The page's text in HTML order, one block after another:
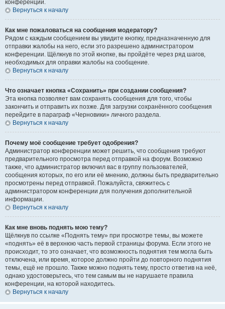
конференции.
Вернуться к началу
Как мне пожаловаться на сообщения модератору?
Рядом с каждым сообщением вы увидите кнопку, предназначенную для
отправки жалобы на него, если это разрешено администратором
конференции. Щёлкнув по этой кнопке, вы пройдёте через ряд шагов,
необходимых для оправки жалобы на сообщение.
Вернуться к началу
Что означает кнопка «Сохранить» при создании сообщения?
Эта кнопка позволяет вам сохранять сообщения для того, чтобы
закончить и отправить их позже. Для загрузки сохранённого сообщения
перейдите в параграф «Черновики» личного раздела.
Вернуться к началу
Почему моё сообщение требует одобрения?
Администратор конференции может решить, что сообщения требуют
предварительного просмотра перед отправкой на форум. Возможно
также, что администратор включил вас в группу пользователей,
сообщения которых, по его или её мнению, должны быть предварительно
просмотрены перед отправкой. Пожалуйста, свяжитесь с
администратором конференции для получения дополнительной
информации.
Вернуться к началу
Как мне вновь поднять мою тему?
Щёлкнув по ссылке «Поднять тему» при просмотре темы, вы можете
«поднять» её в верхнюю часть первой страницы форума. Если этого не
происходит, то это означает, что возможность поднятия тем могла быть
отключена, или время, которое должно пройти до повторного поднятия
темы, ещё не прошло. Также можно поднять тему, просто ответив на неё,
однако удостоверьтесь, что тем самым вы не нарушаете правила
конференции, на которой находитесь.
Вернуться к началу